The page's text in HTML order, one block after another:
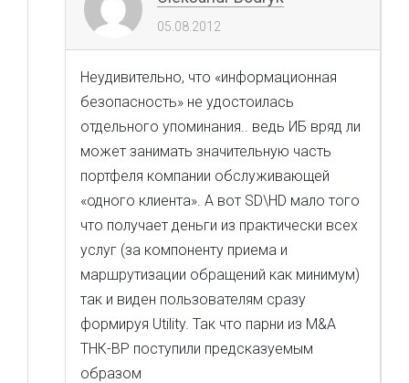
05.08.2012
Неудивительно, что «информационная
безопасность» не удостоилась
отдельного упоминания.. ведь ИБ вряд ли
может занимать значительную часть
портфеля компании обслуживающей
«одного клиента». А вот SD\HD мало того
что получает деньги из практически всех
услуг (за компоненту приема и
маршрутизации обращений как минимум)
так и виден пользователям сразу
формируя Utility. Так что парни из M&A
ТНК-ВР поступили предсказуемым
образом